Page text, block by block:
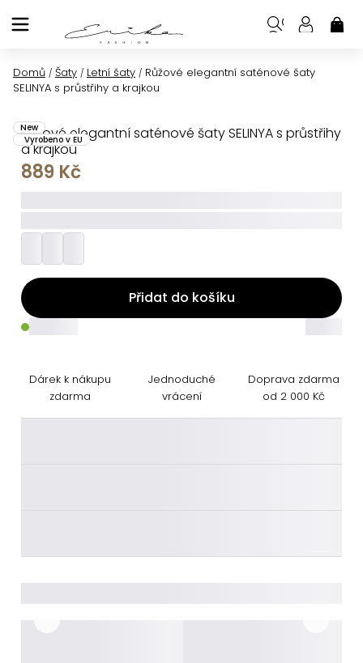
na
Domů / Šaty / Letní šaty / Růžové elegantní saténové šaty
SELINYA s průstřihy a krajkou
Růžové elegantní saténové šaty SELINYA s průstřihy
a krajkou
New
Vyrobeno v EU
889 Kč
Přidat do košíku
Dárek k nákupu
zdarma
Jednoduché
vrácení
Doprava zdarma
od 2 000 Kč